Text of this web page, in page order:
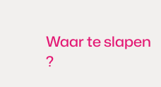
Waar te slapen
?